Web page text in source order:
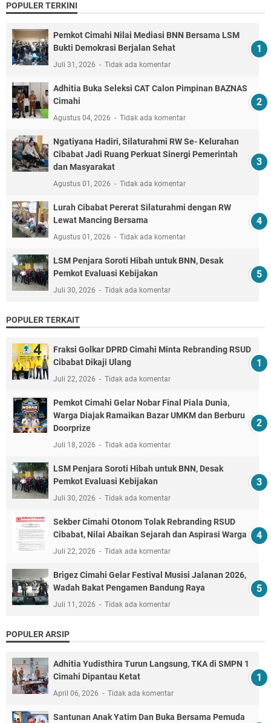
POPULER TERKINI
Pemkot Cimahi Nilai Mediasi BNN Bersama LSM
Bukti Demokrasi Berjalan Sehat
Juli 31, 2026 Tidak ada komentar
Adhitia Buka Seleksi CAT Calon Pimpinan BAZNAS
Cimahi
Agustus 04, 2026 Tidak ada komentar
Ngatiyana Hadiri, Silaturahmi RW Se- Kelurahan
Cibabat Jadi Ruang Perkuat Sinergi Pemerintah
dan Masyarakat
Agustus 01, 2026 Tidak ada komentar
Lurah Cibabat Pererat Silaturahmi dengan RW
Lewat Mancing Bersama
Agustus 01, 2026 Tidak ada komentar
LSM Penjara Soroti Hibah untuk BNN, Desak
Pemkot Evaluasi Kebijakan
Juli 30, 2026 Tidak ada komentar
POPULER TERKAIT
Fraksi Golkar DPRD Cimahi Minta Rebranding RSUD
Cibabat Dikaji Ulang
Juli 22, 2026 Tidak ada komentar
Pemkot Cimahi Gelar Nobar Final Piala Dunia,
Warga Diajak Ramaikan Bazar UMKM dan Berburu
Doorprize
Juli 18, 2026 Tidak ada komentar
LSM Penjara Soroti Hibah untuk BNN, Desak
Pemkot Evaluasi Kebijakan
Juli 30, 2026 Tidak ada komentar
Sekber Cimahi Otonom Tolak Rebranding RSUD
Cibabat, Nilai Abaikan Sejarah dan Aspirasi Warga
Juli 22, 2026 Tidak ada komentar
Brigez Cimahi Gelar Festival Musisi Jalanan 2026,
Wadah Bakat Pengamen Bandung Raya
Juli 11, 2026 Tidak ada komentar
POPULER ARSIP
Adhitia Yudisthira Turun Langsung, TKA di SMPN 1
Cimahi Dipantau Ketat
April 06, 2026 Tidak ada komentar
Santunan Anak Yatim Dan Buka Bersama Pemuda